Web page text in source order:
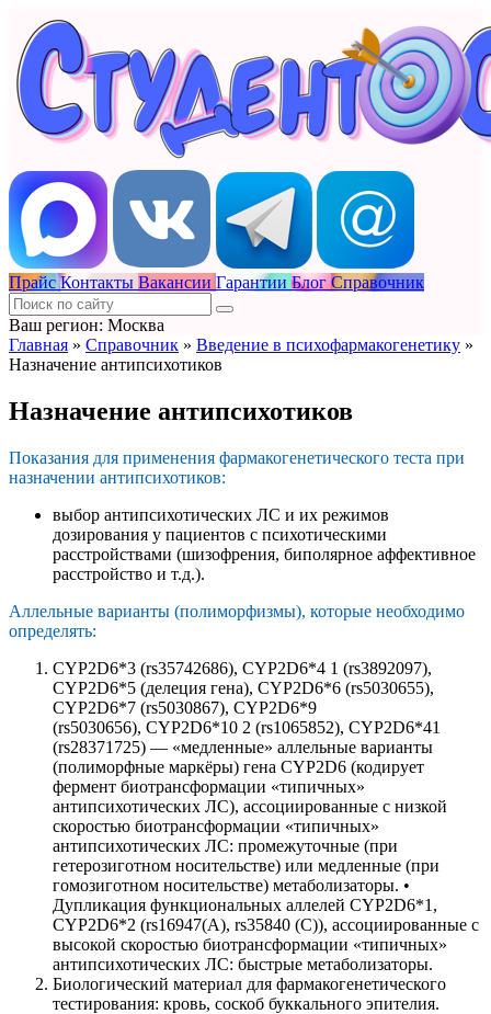
Прайс Контакты Вакансии Гарантии Блог Справочник
Ваш регион: Москва
Главная » Справочник » Введение в психофармакогенетику »
Назначение антипсихотиков
Назначение антипсихотиков
Показания для применения фармакогенетического теста при
назначении антипсихотиков:
выбор антипсихотических ЛС и их режимов
дозирования у пациентов с психотическими
расстройствами (шизофрения, биполярное аффективное
расстройство и т.д.).
Аллельные варианты (полиморфизмы), которые необходимо
определять:
CYP2D6*3 (rs35742686), CYP2D6*4 1 (rs3892097),
CYP2D6*5 (делеция гена), CYP2D6*6 (rs5030655),
CYP2D6*7 (rs5030867), CYP2D6*9
(rs5030656), CYP2D6*10 2 (rs1065852), CYP2D6*41
(rs28371725) — «медленные» аллельные варианты
(полиморфные маркёры) гена CYP2D6 (кодирует
фермент биотрансформации «типичных»
антипсихотических ЛС), ассоциированные с низкой
скоростью биотрансформации «типичных»
антипсихотических ЛС: промежуточные (при
гетерозиготном носительстве) или медленные (при
гомозиготном носительстве) метаболизаторы. •
Дупликация функциональных аллелей CYP2D6*1,
CYP2D6*2 (rs16947(А), rs35840 (C)), ассоциированные с
высокой скоростью биотрансформации «типичных»
антипсихотических ЛС: быстрые метаболизаторы.
Биологический материал для фармакогенетического
тестирования: кровь, соскоб буккального эпителия.